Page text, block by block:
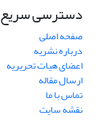
دسترسی سریع
صفحه اصلی
درباره نشریه
اعضای هیات تحریریه
ارسال مقاله
تماس با ما
نقشه سایت